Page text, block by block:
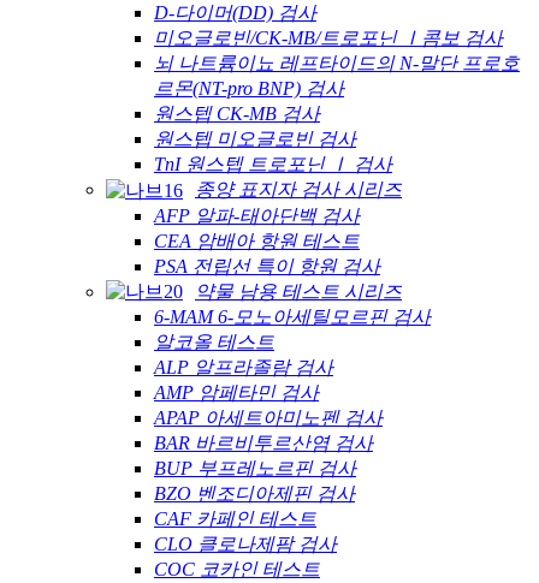
D-다이머(DD) 검사
미오글로빈/CK-MB/트로포닌 Ⅰ콤보 검사
뇌 나트륨이뇨 레프타이드의 N-말단 프로호
르몬(NT-pro BNP) 검사
원스텝 CK-MB 검사
원스텝 미오글로빈 검사
TnI 원스텝 트로포닌 Ⅰ 검사
종양 표지자 검사 시리즈
AFP 알파-태아단백 검사
CEA 암배아 항원 테스트
PSA 전립선 특이 항원 검사
약물 남용 테스트 시리즈
6-MAM 6-모노아세틸모르핀 검사
알코올 테스트
ALP 알프라졸람 검사
AMP 암페타민 검사
APAP 아세트아미노펜 검사
BAR 바르비투르산염 검사
BUP 부프레노르핀 검사
BZO 벤조디아제핀 검사
CAF 카페인 테스트
CLO 클로나제팜 검사
COC 코카인 테스트